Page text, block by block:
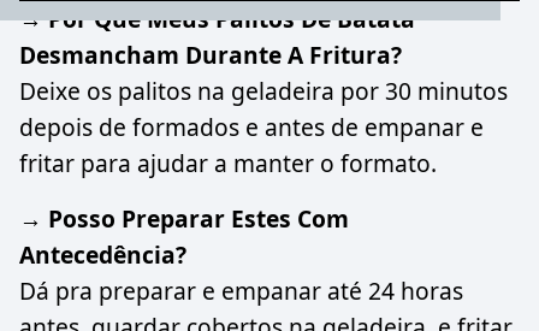
→ Por Que Meus Palitos De Batata
Desmancham Durante A Fritura?
Deixe os palitos na geladeira por 30 minutos
depois de formados e antes de empanar e
fritar para ajudar a manter o formato.
→ Posso Preparar Estes Com
Antecedência?
Dá pra preparar e empanar até 24 horas